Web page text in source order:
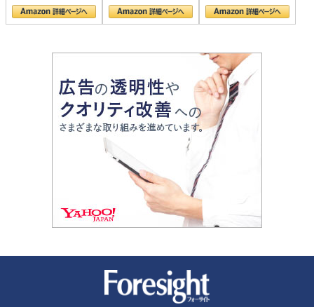
の顔